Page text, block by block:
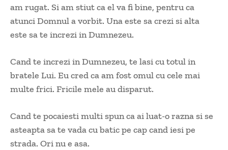
am rugat. Si am stiut ca el va fi bine, pentru ca
atunci Domnul a vorbit. Una este sa crezi si alta
este sa te increzi in Dumnezeu.
Cand te increzi in Dumnezeu, te lasi cu totul in
bratele Lui. Eu cred ca am fost omul cu cele mai
multe frici. Fricile mele au disparut.
Cand te pocaiesti multi spun ca ai luat-o razna si se
asteapta sa te vada cu batic pe cap cand iesi pe
strada. Ori nu e asa.